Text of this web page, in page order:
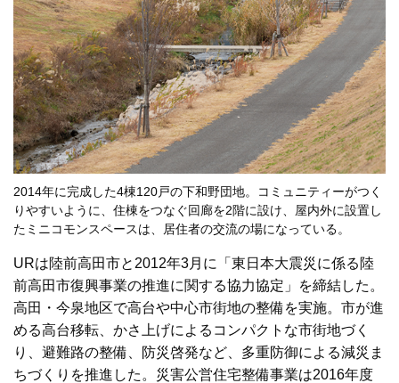
2014年に完成した4棟120戸の下和野団地。コミュニティーがつく
りやすいように、住棟をつなぐ回廊を2階に設け、屋内外に設置し
たミニコモンスペースは、居住者の交流の場になっている。
URは陸前高田市と2012年3月に「東日本大震災に係る陸
前高田市復興事業の推進に関する協力協定」を締結した。
高田・今泉地区で高台や中心市街地の整備を実施。市が進
める高台移転、かさ上げによるコンパクトな市街地づく
り、避難路の整備、防災啓発など、多重防御による減災ま
ちづくりを推進した。災害公営住宅整備事業は2016年度